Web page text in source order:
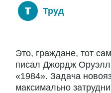
Труд
Это, граждане, тот
писал Джордж Оруэлл
«1984». Задача
максимально